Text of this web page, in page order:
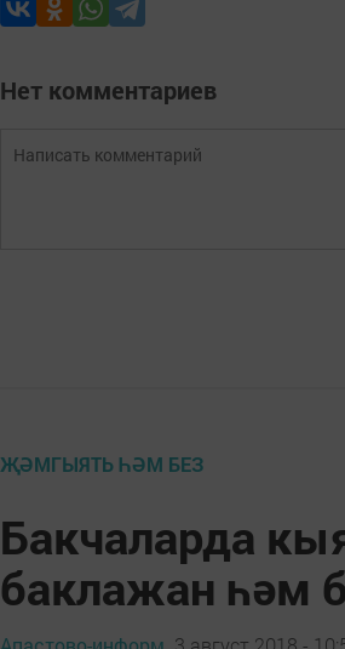
Нет комментариев
ҖӘМГЫЯТЬ ҺӘМ БЕЗ
Бакчаларда
баклажан һәм